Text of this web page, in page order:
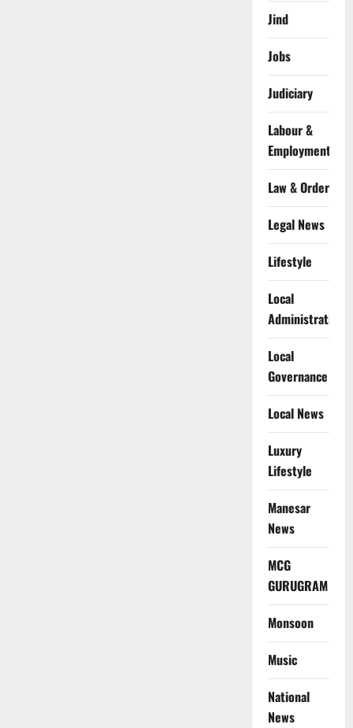
Jind
Jobs
Judiciary
Labour &
Employment
Law & Order
Legal News
Lifestyle
Local
Administration
Local
Governance
Local News
Luxury
Lifestyle
Manesar
News
MCG
GURUGRAM
Monsoon
Music
National
News